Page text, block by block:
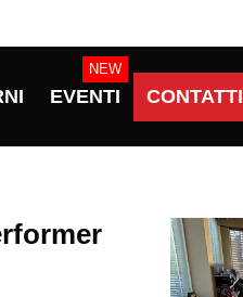
EVENTI
NEW
CONTATTI